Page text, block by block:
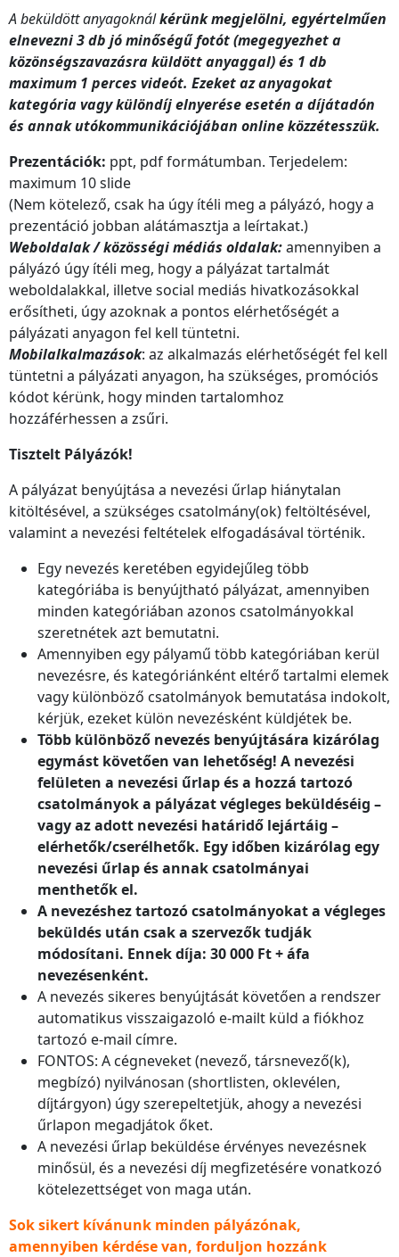
A beküldött anyagoknálkérünk megjelölni, egyértelműen
elnevezni 3 db jó minőségű fotót (megegyezhet a
közönségszavazásra küldött anyaggal) és 1 db
maximum 1 perces videót. Ezeket az anyagokat
kategória vagy különdíj elnyerése esetén a díjátadón
és annak utókommunikációjában online közzétesszük.
Prezentációk: ppt, pdf formátumban. Terjedelem:
maximum 10 slide
(Nem kötelező, csak ha úgy ítéli meg a pályázó, hogy a
prezentáció jobban alátámasztja a leírtakat.)
Weboldalak / közösségi médiás oldalak:amennyiben a
pályázó úgy ítéli meg, hogy a pályázat tartalmát
weboldalakkal, illetve social mediás hivatkozásokkal
erősítheti, úgy azoknak a pontos elérhetőségét a
pályázati anyagon fel kell tüntetni.
Mobilalkalmazások: az alkalmazás elérhetőségét fel kell
tüntetni a pályázati anyagon, ha szükséges, promóciós
kódot kérünk, hogy minden tartalomhoz
hozzáférhessen a zsűri.
Tisztelt Pályázók!
A pályázat benyújtása a nevezési űrlap hiánytalan
kitöltésével, a szükséges csatolmány(ok) feltöltésével,
valamint a nevezési feltételek elfogadásával történik.
Egy nevezés keretében egyidejűleg több
kategóriába is benyújtható pályázat, amennyiben
minden kategóriában azonos csatolmányokkal
szeretnétek azt bemutatni.
Amennyiben egy pályamű több kategóriában kerül
nevezésre, és kategóriánként eltérő tartalmi elemek
vagy különböző csatolmányok bemutatása indokolt,
kérjük, ezeket külön nevezésként küldjétek be.
Több különböző nevezés benyújtására kizárólag
egymást követően van lehetőség! A nevezési
felületen a nevezési űrlap és a hozzá tartozó
csatolmányok a pályázat végleges beküldéséig –
vagy az adott nevezési határidő lejártáig –
elérhetők/cserélhetők. Egy időben kizárólag egy
nevezési űrlap és annak csatolmányai
menthetők el.
A nevezéshez tartozó csatolmányokat a végleges
beküldés után csak a szervezők tudják
módosítani. Ennek díja: 30 000 Ft + áfa
nevezésenként.
A nevezés sikeres benyújtását követően a rendszer
automatikus visszaigazoló e-mailt küld a fiókhoz
tartozó e-mail címre.
FONTOS: A cégneveket (nevező, társnevező(k),
megbízó) nyilvánosan (shortlisten, oklevélen,
díjtárgyon) úgy szerepeltetjük, ahogy a nevezési
űrlapon megadjátok őket.
A nevezési űrlap beküldése érvényes nevezésnek
minősül, és a nevezési díj megfizetésére vonatkozó
kötelezettséget von maga után.
Sok sikert kívánunk minden pályázónak,
amennyiben kérdése van, forduljon hozzánk